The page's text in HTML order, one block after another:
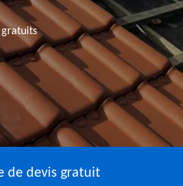
gratuits
de devis gratuit